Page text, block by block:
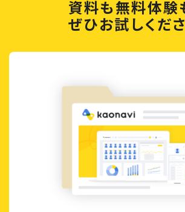
資料も無料体験
ぜひお試しくだ